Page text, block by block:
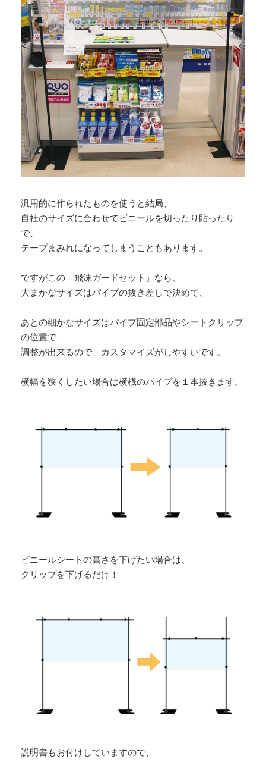
汎用的に作られたものを使うと結局、
自社のサイズに合わせてビニールを切ったり貼ったり
で、
テープまみれになってしまうこともあります。
ですがこの「飛沫ガードセット」なら、
大まかなサイズはパイプの抜き差しで決めて、
あとの細かなサイズはパイプ固定部品やシートクリップ
の位置で
調整が出来るので、カスタマイズがしやすいです。
横幅を狭くしたい場合は横桟のパイプを１本抜きます。
ビニールシートの高さを下げたい場合は、
クリップを下げるだけ！
説明書もお付けしていますので、